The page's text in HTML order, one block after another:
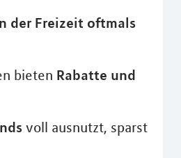
der Freizeit oftmals
bieten Rabatte und
voll ausnutzt, sparst